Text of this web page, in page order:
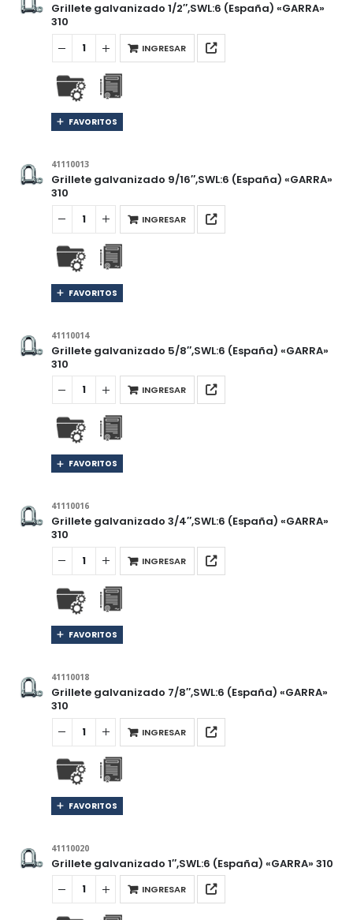
Grillete galvanizado 1/2″,SWL:6 (España) «GARRA»
310
INGRESAR
FAVORITOS
41110013
Grillete galvanizado 9/16″,SWL:6 (España) «GARRA»
310
INGRESAR
FAVORITOS
41110014
Grillete galvanizado 5/8″,SWL:6 (España) «GARRA»
310
INGRESAR
FAVORITOS
41110016
Grillete galvanizado 3/4″,SWL:6 (España) «GARRA»
310
INGRESAR
FAVORITOS
41110018
Grillete galvanizado 7/8″,SWL:6 (España) «GARRA»
310
INGRESAR
FAVORITOS
41110020
Grillete galvanizado 1″,SWL:6 (España) «GARRA» 310
INGRESAR